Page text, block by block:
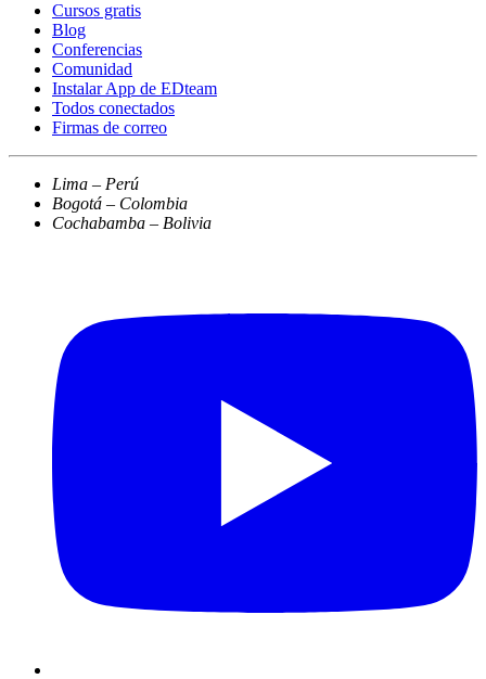
Cursos gratis
Blog
Conferencias
Comunidad
Instalar App de EDteam
Todos conectados
Firmas de correo
Lima – Perú
Bogotá – Colombia
Cochabamba – Bolivia